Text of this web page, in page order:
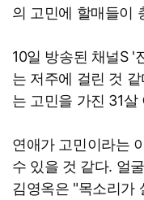
의 고민에 할매들이
10일 방송된 채널S '
는 저주에 걸린 것
는 고민을 가진 31살
연애가 고민이라는
수 있을 것 같다. 얼
김영옥은 "목소리가